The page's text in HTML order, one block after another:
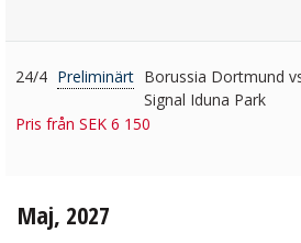
24/4 Preliminärt Borussia Dortmund
Signal Iduna Park
Pris från SEK 6 150
Maj, 2027